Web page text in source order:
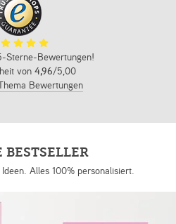
Sterne-Bewertungen!
von 4,96/5,00
Bewertungen
BESTSELLER
Alles 100% personalisiert.